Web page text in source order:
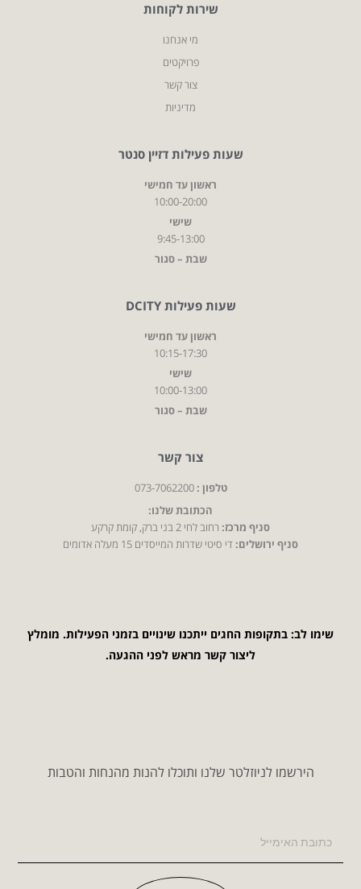
שירות לקוחות
מי אנחנו
פרויקטים
צור קשר
מדיניות
שעות פעילות דזיין סנטר
ראשון עד חמישי
10:00-20:00
שישי
9:45-13:00
שבת – סגור
שעות פעילות DCITY
ראשון עד חמישי
10:15-17:30
שישי
10:00-13:00
שבת – סגור
צור קשר
טלפון : 073-7062200
הכתובת שלנו:
סניף מרכז:רחוב לחי 2 בני ברק, קומת קרקע
סניף ירושלים:די סיטי שדרות המייסדים 15 מעלה אדומים
שימו לב: בתקופות החגים ייתכנו שינויים בזמני הפעילות. מומלץ
ליצור קשר מראש לפני ההגעה.
הירשמו לניוזלטר שלנו ותוכלו להנות מהנחות והטבות